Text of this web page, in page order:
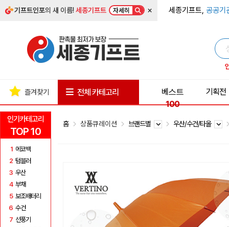
기프트인포의 새 이름!세종기프트 자세히 × 세종기프트, 공공기
인기카테고리
TOP 10
1 에코백
2 텀블러
3 우산
4 부채
5 보조배터리
6 수건
7 선풍기
즐겨찾기 전체 카테고리
베스트
100
기획전
홈 상품큐레이션 브랜드별 우산/수건/타올